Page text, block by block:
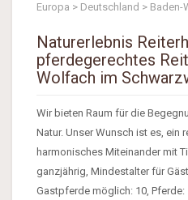
Europa > Deutschland >
Naturerlebnis
pferdegerechtes
Wolfach im
Wir bieten Raum für die
Natur. Unser Wunsch ist es, ein
harmonisches Miteinander mit
ganzjährig, Mindestalter für
Gastpferde möglich: 10, Pferde: